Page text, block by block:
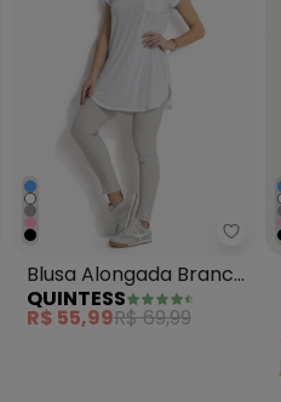
- Blusa Alongada
Blusa Alongada Branca
com Decote V
QUINTESS
R$ 55,99R$ 69,99